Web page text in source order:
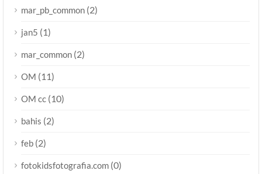
mar_pb_common (2)
jan5 (1)
mar_common (2)
OM (11)
OM cc (10)
bahis (2)
feb (2)
fotokidsfotografia.com (0)